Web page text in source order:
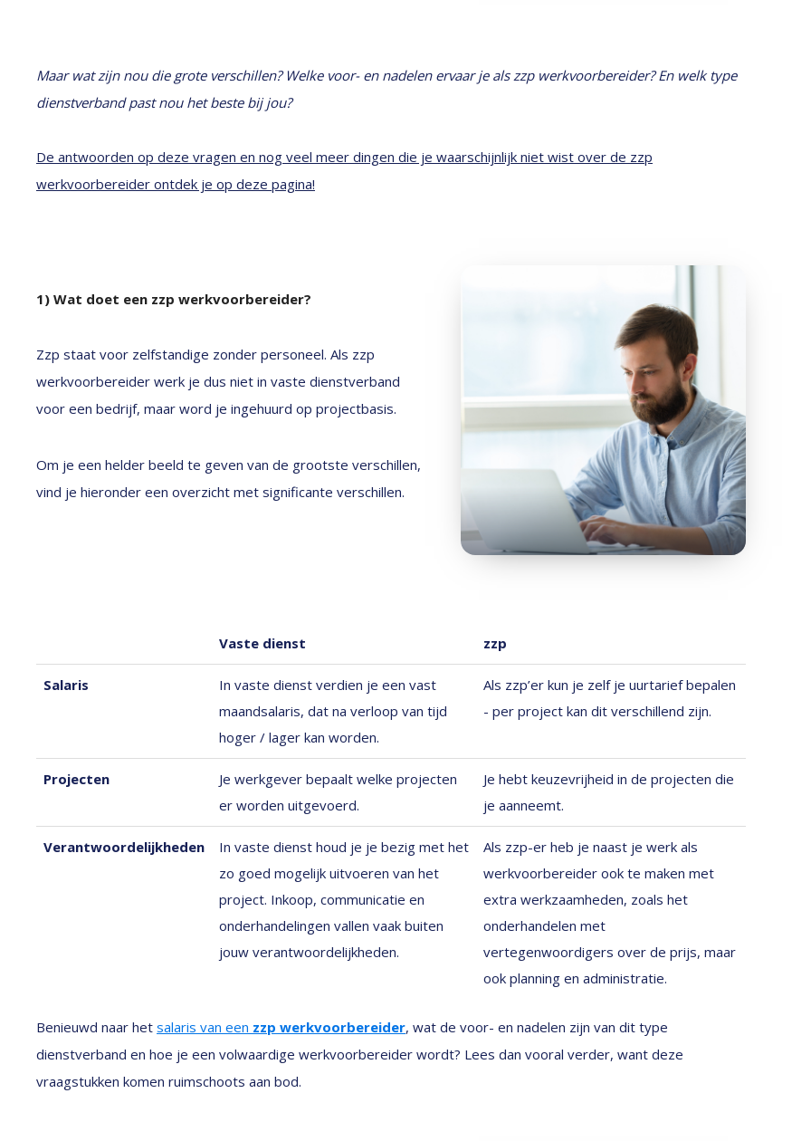
Maar wat zijn nou die grote verschillen? Welke voor- en nadelen ervaar je als zzp werkvoorbereider? En welk type
dienstverband past nou het beste bij jou?
De antwoorden op deze vragen en nog veel meer dingen die je waarschijnlijk niet wist over de zzp
werkvoorbereider ontdek je op deze pagina!
1) Wat doet een zzp werkvoorbereider?
Zzp staat voor zelfstandige zonder personeel. Als zzp
werkvoorbereider werk je dus niet in vaste dienstverband
voor een bedrijf, maar word je ingehuurd op projectbasis.
Om je een helder beeld te geven van de grootste verschillen,
vind je hieronder een overzicht met significante verschillen.
Vaste dienst zzp
Salaris
In vaste dienst verdien je een vast
maandsalaris, dat na verloop van tijd
hoger / lager kan worden.
Als zzp’er kun je zelf je uurtarief bepalen
- per project kan dit verschillend zijn.
Projecten
Je werkgever bepaalt welke projecten
er worden uitgevoerd.
Je hebt keuzevrijheid in de projecten die
je aanneemt.
Verantwoordelijkheden
In vaste dienst houd je je bezig met het
zo goed mogelijk uitvoeren van het
project. Inkoop, communicatie en
onderhandelingen vallen vaak buiten
jouw verantwoordelijkheden.
Als zzp-er heb je naast je werk als
werkvoorbereider ook te maken met
extra werkzaamheden, zoals het
onderhandelen met
vertegenwoordigers over de prijs, maar
ook planning en administratie.
Benieuwd naar het salaris van een zzp werkvoorbereider, wat de voor- en nadelen zijn van dit type
dienstverband en hoe je een volwaardige werkvoorbereider wordt? Lees dan vooral verder, want deze
vraagstukken komen ruimschoots aan bod.